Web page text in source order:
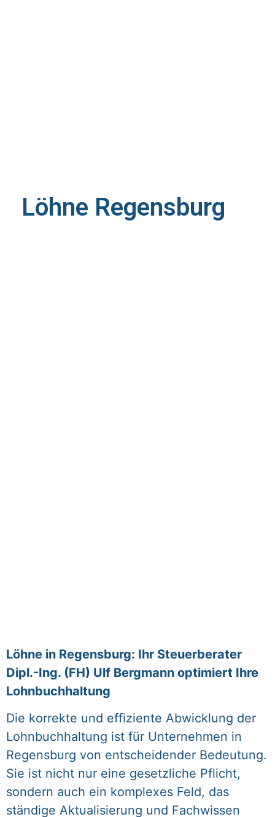
Löhne Regensburg
Löhne in Regensburg: Ihr Steuerberater
Dipl.-Ing. (FH) Ulf Bergmann optimiert Ihre
Lohnbuchhaltung
Die korrekte und effiziente Abwicklung der
Lohnbuchhaltung ist für Unternehmen in
Regensburg von entscheidender Bedeutung.
Sie ist nicht nur eine gesetzliche Pflicht,
sondern auch ein komplexes Feld, das
ständige Aktualisierung und Fachwissen